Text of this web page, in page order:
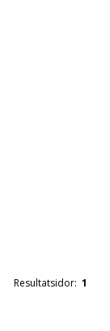
Resultatsidor: 1